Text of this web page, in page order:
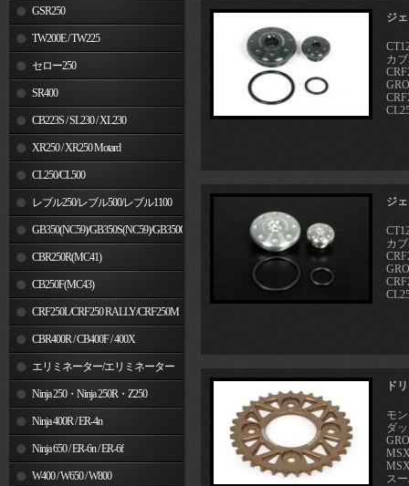
GSR250
TW200E / TW225
セロー250
SR400
CB223S / SL230 / XL230
XR250 / XR250 Motard
CL250/CL500
レブル250/レブル500/レブル1100
GB350(NC59)/GB350S(NC59)/GB350C(NC64)
CBR250R(MC41)
CB250F(MC43)
CRF250L/CRF250 RALLY/CRF250M
CBR400R / CB400F / 400X
エリミネーター/エリミネーター
SE Ninja 250・Ninja 250R・Z250
Ninja 400R / ER-4n
Ninja 650 / ER-6n / ER-6f
W400 / W650 / W800
ジ
カ
ジ
カ
ド
モ
ダ
ス